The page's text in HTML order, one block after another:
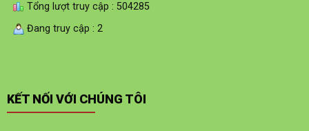
Tổng lượt truy cập : 504285
Đang truy cập : 2
KẾT NỐI VỚI CHÚNG TÔI